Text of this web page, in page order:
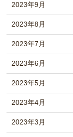
2023年9月
2023年8月
2023年7月
2023年6月
2023年5月
2023年4月
2023年3月